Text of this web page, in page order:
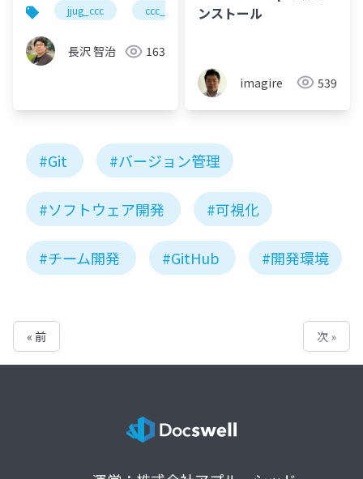
#jjug_ccc #ccc_r13
jjug_ccc ccc_r13 git
長沢 智治 163
ンストール
imagire 539
#Git #バージョン管理
#ソフトウェア開発 #可視化
#チーム開発 #GitHub #開発環境
« 前 次 »